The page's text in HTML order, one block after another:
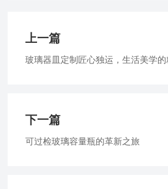
上一篇
玻璃器皿定制匠心独运，生活美学
下一篇
可过检玻璃容量瓶的革新之旅